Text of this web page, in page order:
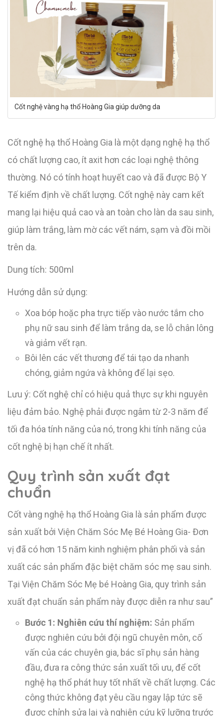
Cốt nghệ vàng hạ thổ Hoàng Gia giúp dưỡng da
Cốt nghệ hạ thổ Hoàng Gia là một dạng nghệ hạ thổ
có chất lượng cao, ít axit hơn các loại nghệ thông
thường. Nó có tính hoạt huyết cao và đã được Bộ Y
Tế kiểm định về chất lượng. Cốt nghệ này cam kết
mang lại hiệu quả cao và an toàn cho làn da sau sinh,
giúp làm trắng, làm mờ các vết nám, sạm và đồi mồi
trên da.
Dung tích: 500ml
Hướng dẫn sử dụng:
Xoa bóp hoặc pha trực tiếp vào nước tắm cho
phụ nữ sau sinh để làm trắng da, se lỗ chân lông
và giảm vết rạn.
Bôi lên các vết thương để tái tạo da nhanh
chóng, giảm ngứa và không để lại sẹo.
Lưu ý: Cốt nghệ chỉ có hiệu quả thực sự khi nguyên
liệu đảm bảo. Nghệ phải được ngâm từ 2-3 năm để
tối đa hóa tính năng của nó, trong khi tính năng của
cốt nghệ bị hạn chế ít nhất.
Quy trình sản xuất đạt
chuẩn
Cốt vàng nghệ hạ thổ Hoàng Gia là sản phẩm được
sản xuất bởi Viện Chăm Sóc Mẹ Bé Hoàng Gia- Đơn
vị đã có hơn 15 năm kinh nghiệm phân phối và sản
xuất các sản phẩm đặc biệt chăm sóc mẹ sau sinh.
Tại Viện Chăm Sóc Mẹ bé Hoàng Gia, quy trình sản
xuất đạt chuẩn sản phẩm này được diễn ra như sau”
Bước 1: Nghiên cứu thí nghiệm: Sản phẩm
được nghiên cứu bởi đội ngũ chuyên môn, cố
vấn của các chuyên gia, bác sĩ phụ sản hàng
đầu, đưa ra công thức sản xuất tối ưu, để cốt
nghệ hạ thổ phát huy tốt nhất về chất lượng. Các
công thức không đạt yêu cầu ngay lập tức sẽ
được chỉnh sửa lại và nghiên cứu kỹ lưỡng trước